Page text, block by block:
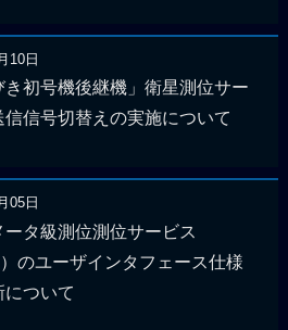
10日
き初号機後継機」衛星測位サー
信信号切替えの実施について
05日
ータ級測位測位サービス
）のユーザインタフェース仕様
について